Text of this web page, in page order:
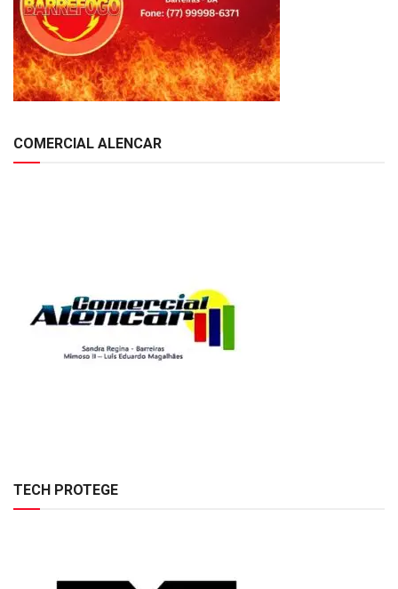
COMERCIAL ALENCAR
TECH PROTEGE